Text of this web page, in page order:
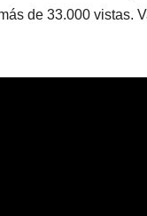
de 33.000 vistas.